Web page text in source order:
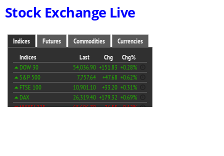
Stock Exchange Live